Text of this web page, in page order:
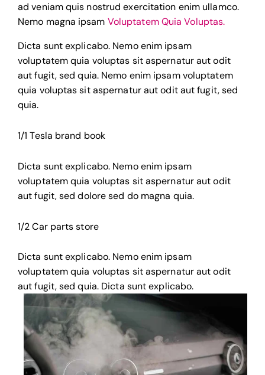
ad veniam quis nostrud exercitation enim ullamco.
Nemo magna ipsam Voluptatem Quia Voluptas.
Dicta sunt explicabo. Nemo enim ipsam
voluptatem quia voluptas sit aspernatur aut odit
aut fugit, sed quia. Nemo enim ipsam voluptatem
quia voluptas sit aspernatur aut odit aut fugit, sed
quia.
1/1 Tesla brand book
Dicta sunt explicabo. Nemo enim ipsam
voluptatem quia voluptas sit aspernatur aut odit
aut fugit, sed dolore sed do magna quia.
1/2 Car parts store
Dicta sunt explicabo. Nemo enim ipsam
voluptatem quia voluptas sit aspernatur aut odit
aut fugit, sed quia. Dicta sunt explicabo.